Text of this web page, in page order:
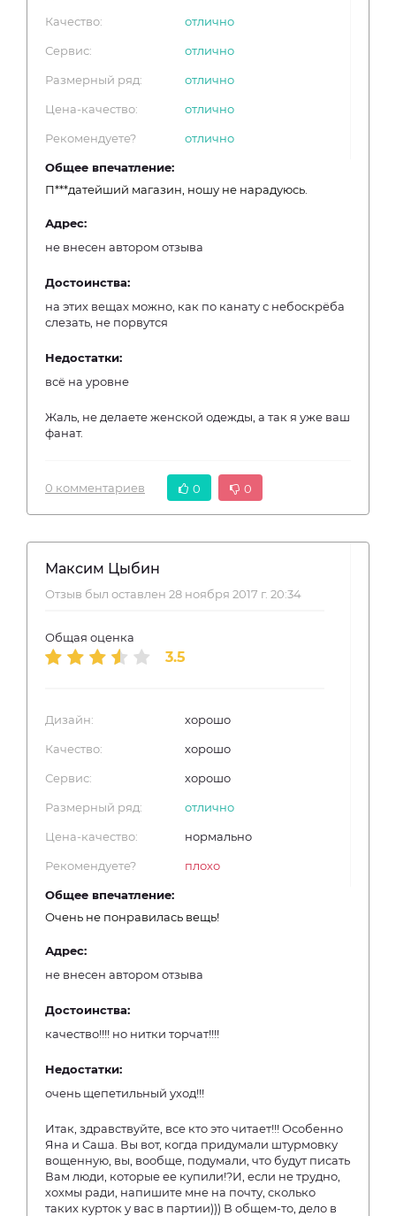
Качество: отлично
Сервис: отлично
Размерный ряд: отлично
Цена-качество: отлично
Рекомендуете? отлично
Общее впечатление:
П***датейший магазин, ношу не нарадуюсь.
Адрес:
не внесен автором отзыва
Достоинства:
на этих вещах можно, как по канату с небоскрёба
слезать, не порвутся
Недостатки:
всё на уровне
Жаль, не делаете женской одежды, а так я уже ваш
фанат.
0 комментариев 0 0
Максим Цыбин
Отзыв был оставлен 28 ноября 2017 г. 20:34
Общая оценка
3.5
Дизайн: хорошо
Качество: хорошо
Сервис: хорошо
Размерный ряд: отлично
Цена-качество: нормально
Рекомендуете? плохо
Общее впечатление:
Очень не понравилась вещь!
Адрес:
не внесен автором отзыва
Достоинства:
качество!!!! но нитки торчат!!!!
Недостатки:
очень щепетильный уход!!!
Итак, здравствуйте, все кто это читает!!! Особенно
Яна и Саша. Вы вот, когда придумали штурмовку
вощенную, вы, вообще, подумали, что будут писать
Вам люди, которые ее купили!?И, если не трудно,
хохмы ради, напишите мне на почту, сколько
таких курток у вас в партии))) В общем-то, дело в